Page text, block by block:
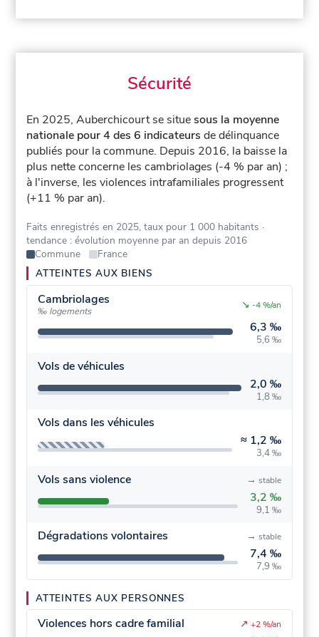
Sécurité
En 2025, Auberchicourt se situesous la moyenne
nationale pour 4 des 6 indicateurs de délinquance
publiés pour la commune. Depuis 2016, la baisse la
plus nette concerne les cambriolages (-4 % par an) ;
à l'inverse, les violences intrafamiliales progressent
(+11 % par an).
Faits enregistrés en 2025, taux pour 1 000 habitants ·
tendance : évolution moyenne par an depuis 2016
Commune
France
ATTEINTES AUX BIENS
Cambriolages
‰ logements
6,3 ‰
5,6 ‰
↘ -4 %/an
Vols de véhicules
2,0 ‰
1,8 ‰
Vols dans les véhicules
≈ 1,2 ‰
3,4 ‰
Vols sans violence
3,2 ‰
9,1 ‰
→ stable
Dégradations volontaires
7,4 ‰
7,9 ‰
→ stable
ATTEINTES AUX PERSONNES
Violences hors cadre familial
↗ +2 %/an